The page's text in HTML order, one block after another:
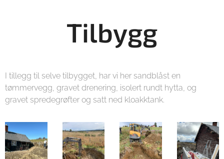
Tilbygg
I tillegg til selve tilbygget, har vi her sandblåst en
tømmervegg, gravet drenering, isolert rundt hytta, og
gravet spredegrøfter og satt ned kloakktank.